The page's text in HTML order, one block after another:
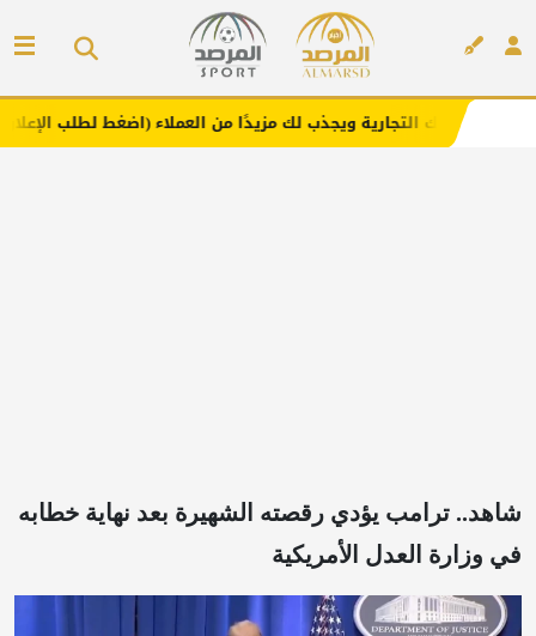
ويجذب لك مزيدًا من العملاء (اضغط لطلب الإعلان)
شاهد.. ترامب يؤدي رقصته الشهيرة بعد نهاية خطابه
في وزارة العدل الأمريكية